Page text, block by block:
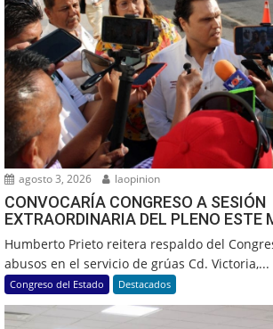
agosto 3, 2026 laopinion
CONVOCARÍA CONGRESO A SESIÓN
EXTRAORDINARIA DEL PLENO ESTE
Humberto Prieto reitera respaldo del
abusos en el servicio de grúas Cd. Victoria,...
Congreso del Estado Destacados